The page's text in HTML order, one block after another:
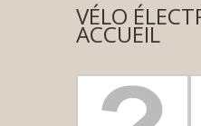
VÉLO
ACCUEIL